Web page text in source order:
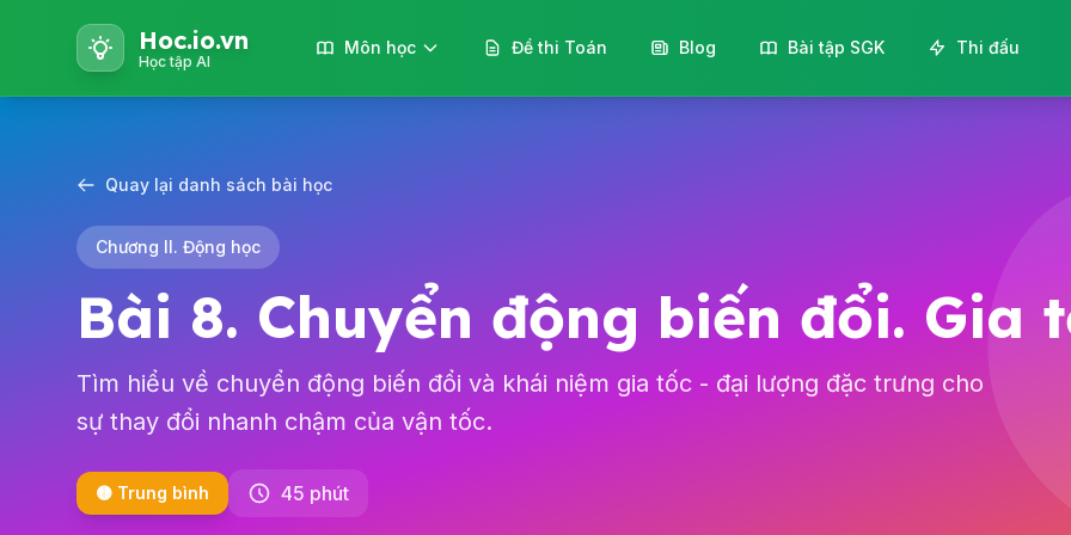
Hoc.io.vn
Học tập AI
Môn học Đề thi Toán Blog Bài tập SGK Thi đấu
Quay lại danh sách bài học
Chương II. Động học
Bài 8. Chuyển động biến đổi. Gia
Tìm hiểu về chuyển động biến đổi và khái niệm gia tốc - đại lượng đặc trưng cho
sự thay đổi nhanh chậm của vận tốc.
🟡 Trung bình 45 phút